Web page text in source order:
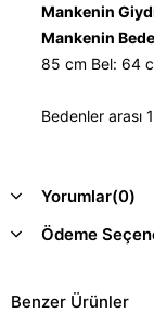
Mankenin
Mankenin
85 cm Bel: 64
Bedenler arası
Yorumlar(0)
Ödeme
Benzer Ürünler